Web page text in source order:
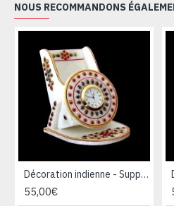
NOUS RECOMMANDONS
Décoration indienne - Support Bureau-Portable en Marbre
55,00€